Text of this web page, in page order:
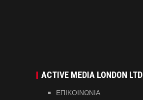
ACTIVE MEDIA LONDON LTD
ΕΠΙΚΟΙΝΩΝΙΑ